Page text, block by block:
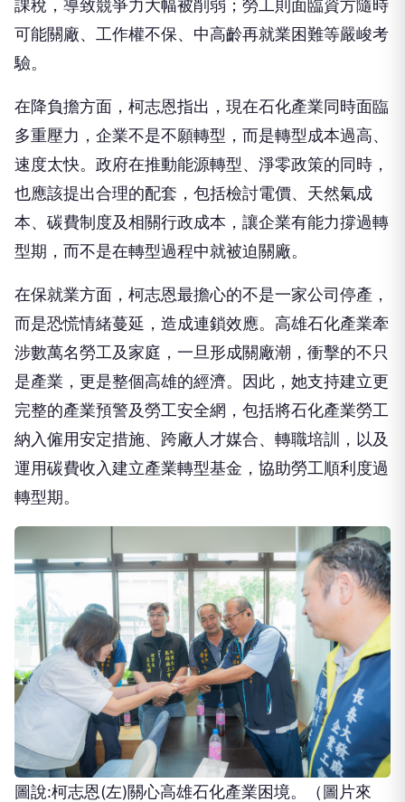
課稅，導致競爭力大幅被削弱；勞工則面臨資方隨時
可能關廠、工作權不保、中高齡再就業困難等嚴峻考
驗。
在降負擔方面，柯志恩指出，現在石化產業同時面臨
多重壓力，企業不是不願轉型，而是轉型成本過高、
速度太快。政府在推動能源轉型、淨零政策的同時，
也應該提出合理的配套，包括檢討電價、天然氣成
本、碳費制度及相關行政成本，讓企業有能力撐過轉
型期，而不是在轉型過程中就被迫關廠。
在保就業方面，柯志恩最擔心的不是一家公司停產，
而是恐慌情緒蔓延，造成連鎖效應。高雄石化產業牽
涉數萬名勞工及家庭，一旦形成關廠潮，衝擊的不只
是產業，更是整個高雄的經濟。因此，她支持建立更
完整的產業預警及勞工安全網，包括將石化產業勞工
納入僱用安定措施、跨廠人才媒合、轉職培訓，以及
運用碳費收入建立產業轉型基金，協助勞工順利度過
轉型期。
圖說:柯志恩(左)關心高雄石化產業困境。（圖片來